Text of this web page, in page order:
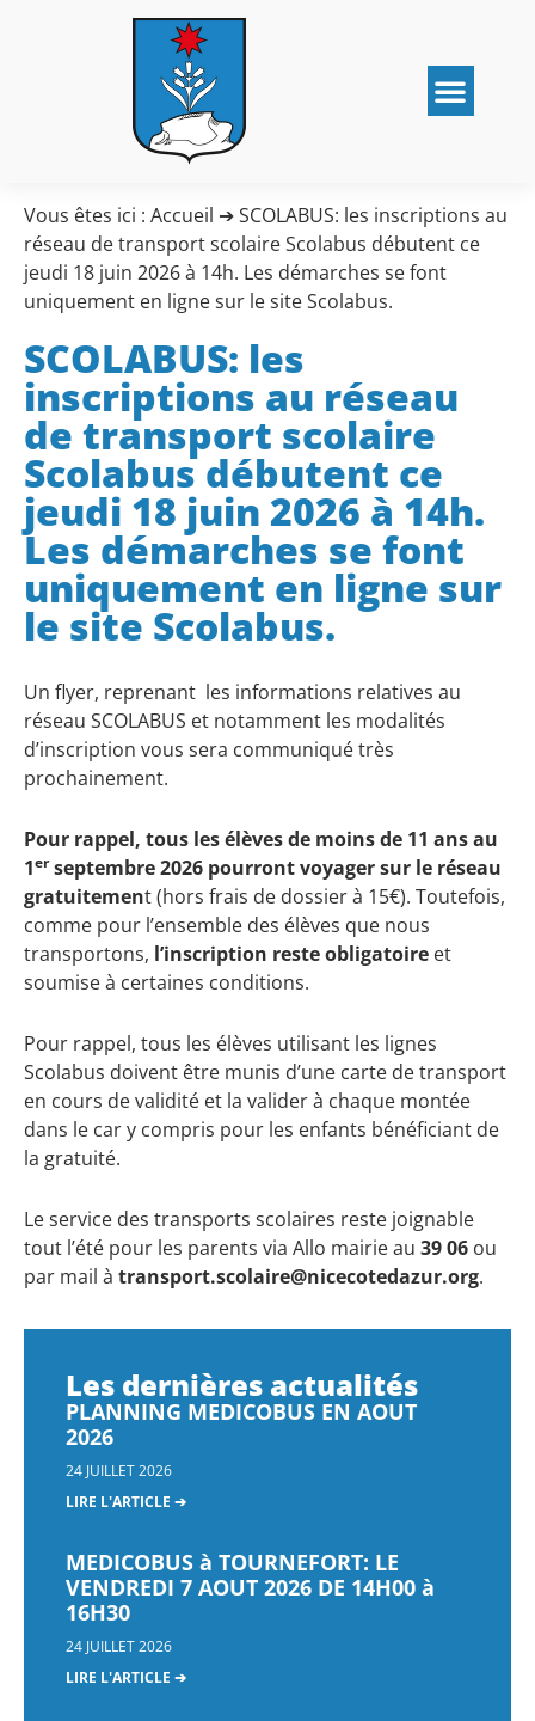
Vous êtes ici : Accueil ➔SCOLABUS: les inscriptions au
réseau de transport scolaire Scolabus débutent ce
jeudi 18 juin 2026 à 14h. Les démarches se font
uniquement en ligne sur le site Scolabus.
SCOLABUS: les
inscriptions au réseau
de transport scolaire
Scolabus débutent ce
jeudi 18 juin 2026 à 14h.
Les démarches se font
uniquement en ligne sur
le site Scolabus.
Un flyer, reprenant les informations relatives au
réseau SCOLABUS et notamment les modalités
d’inscription vous sera communiqué très
prochainement.
Pour rappel, tous les élèves de moins de 11 ans au
1erseptembre 2026 pourront voyager sur le réseau
gratuitement (hors frais de dossier à 15€). Toutefois,
comme pour l’ensemble des élèves que nous
transportons, l’inscription reste obligatoire et
soumise à certaines conditions.
Pour rappel, tous les élèves utilisant les lignes
Scolabus doivent être munis d’une carte de transport
en cours de validité et la valider à chaque montée
dans le car y compris pour les enfants bénéficiant de
la gratuité.
Le service des transports scolaires reste joignable
tout l’été pour les parents via Allo mairie au 39 06 ou
par mail à transport.scolaire@nicecotedazur.org.
Les dernières actualités
PLANNING MEDICOBUS EN AOUT
2026
24 JUILLET 2026
LIRE L'ARTICLE ➔
MEDICOBUS à TOURNEFORT: LE
VENDREDI 7 AOUT 2026 DE 14H00 à
16H30
24 JUILLET 2026
LIRE L'ARTICLE ➔